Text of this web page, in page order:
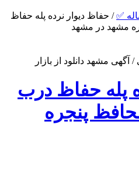
✅/ حفاظ دیوار نرده پله حفاظ
مشهد در مشهد
پله حفاظ درب
پنجره